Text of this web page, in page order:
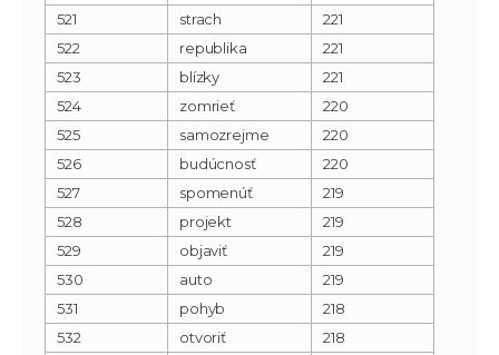
521
strach
221
522
republika
221
523
blízky
221
524
zomrieť
220
525
samozrejme
220
526
budúcnosť
220
527
spomenúť
219
528
projekt
219
529
objaviť
219
530
auto
219
531
pohyb
218
532
otvoriť
218